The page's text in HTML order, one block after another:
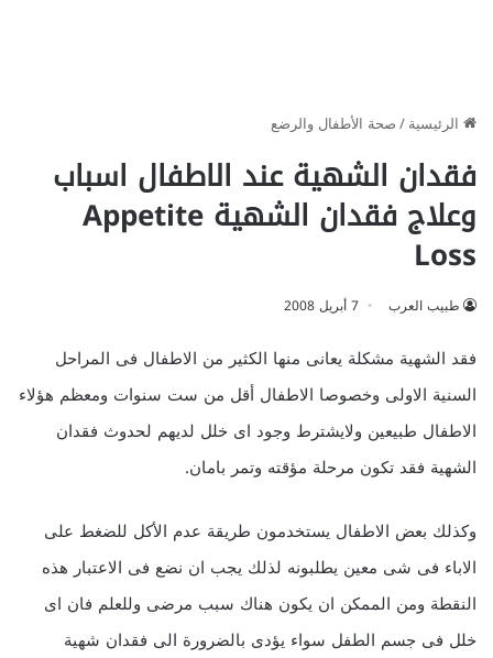
الرئيسية/صحة الأطفال والرضع
فقدان الشهية عند الاطفال اسباب
وعلاج فقدان الشهية Appetite
Loss
طبيب العرب 7 أبريل 2008
فقد الشهية مشكلة يعانى منها الكثير من الاطفال فى المراحل
السنية الاولى وخصوصا الاطفال أقل من ست سنوات ومعظم هؤلاء
الاطفال طبيعين ولايشترط وجود اى خلل لديهم لحدوث فقدان
الشهية فقد تكون مرحلة مؤقته وتمر بامان.
وكذلك بعض الاطفال يستخدمون طريقة عدم الأكل للضغط على
الاباء فى شى معين يطلبونه لذلك يجب ان نضع فى الاعتبار هذه
النقطة ومن الممكن ان يكون هناك سبب مرضى وللعلم فان اى
خلل فى جسم الطفل سواء يؤدى بالضرورة الى فقدان شهية